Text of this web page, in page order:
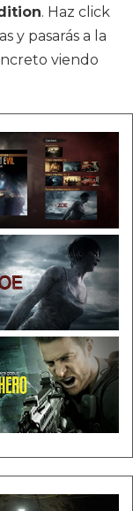
. Haz click
y pasarás a la
viendo